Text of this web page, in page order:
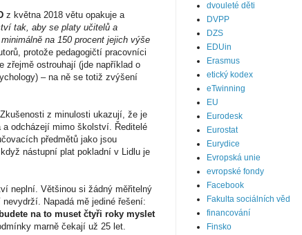
z května 2018 větu opakuje a
tak, aby se platy učitelů a
na 150 procent jejich výše
protože pedagogičtí pracovníci
zřejmě ostrouhají (jde například o
– na ně se totiž zvýšení
z minulosti ukazují, že je
odcházejí mimo školství. Ředitelé
předmětů jako jsou
nástupní plat pokladní v Lidlu je
neplní. Většinou si žádný měřitelný
Napadá mě jediné řešení:
na to muset čtyři roky myslet
marně čekají už 25 let.
dvouleté děti
DVPP
DZS
EDUin
Erasmus
etický kodex
eTwinning
EU
Eurodesk
Eurostat
Eurydice
Evropská unie
evropské fondy
Facebook
Fakulta sociálních věd
financování
Finsko